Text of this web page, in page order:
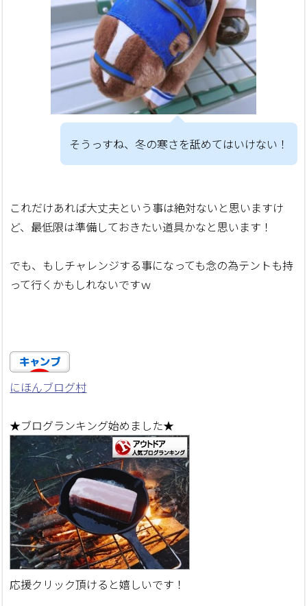
そうっすね、冬の寒さを舐めてはいけない！
これだけあれば大丈夫という事は絶対ないと思いますけ
ど、最低限は準備しておきたい道具かなと思います！
でも、もしチャレンジする事になっても念の為テントも持
って行くかもしれないですｗ
にほんブログ村
★ブログランキング始めました★
応援クリック頂けると嬉しいです！